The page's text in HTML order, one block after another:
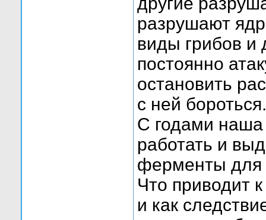
разрушают
виды грибов и
постоянно
остановить
с ней бороться.
С годами наша
работать и
ферменты для
Что приводит
и как